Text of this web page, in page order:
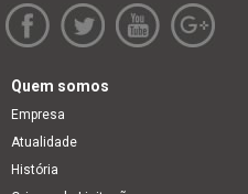
Quem somos
Empresa
Atualidade
História